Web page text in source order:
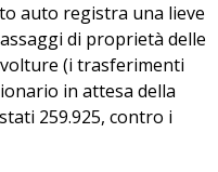
auto registra una lieve
di proprietà delle
(i trasferimenti
in attesa della
259.925, contro i